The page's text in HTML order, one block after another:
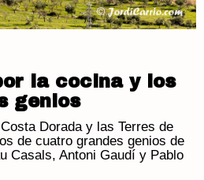
la cocina y los
genios
Dorada y las Terres de
de cuatro grandes genios de
Casals, Antoni Gaudí y Pablo